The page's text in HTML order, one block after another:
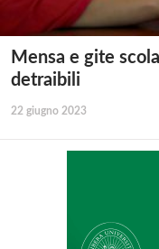
Mensa e gite
detraibili
22 giugno 2023